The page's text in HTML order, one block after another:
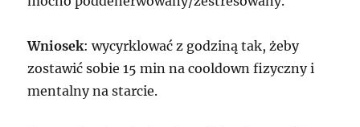
Wniosek: wycyrklować z godziną tak, żeby
zostawić sobie 15 min na cooldown fizyczny i
mentalny na starcie.